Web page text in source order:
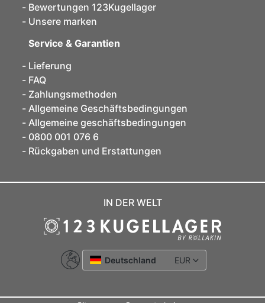
Bewertungen 123Kugellager
Unsere marken
Service & Garantien
Lieferung
FAQ
Zahlungsmethoden
Allgemeine Geschäftsbedingungen
Allgemeine geschäftsbedingungen
0800 001 076 6
Rückgaben und Erstattungen
IN DER WELT
Deutschland EUR